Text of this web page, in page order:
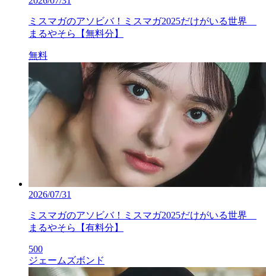
ミスマガのアソビバ！ミスマガ2025だけがいる世界
まるやそら【無料分】
無料
2026/07/31
ミスマガのアソビバ！ミスマガ2025だけがいる世界
まるやそら【有料分】
500
ジェームズボンド